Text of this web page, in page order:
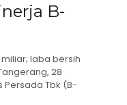
B-
laba bersih
28
Persada Tbk (B-